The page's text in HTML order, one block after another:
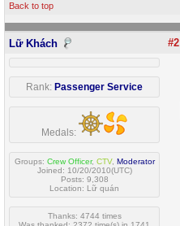
Back to top
Lữ Khách #2
Rank: Passenger Service
Medals:
Groups: Crew Officer, CTV, Moderator
Joined: 10/20/2010(UTC)
Posts: 9,308
Location: Lữ quán
Thanks: 4744 times